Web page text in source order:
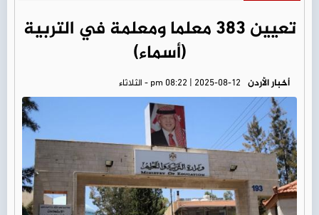
تعيين 383 معلما ومعلمة في التربية
(أسماء)
أخبار الأردن pm 08:22 | 2025-08-12 - الثلاثاء